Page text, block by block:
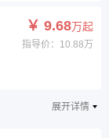
￥ 9.68万起
指导价：10.88万
展开详情